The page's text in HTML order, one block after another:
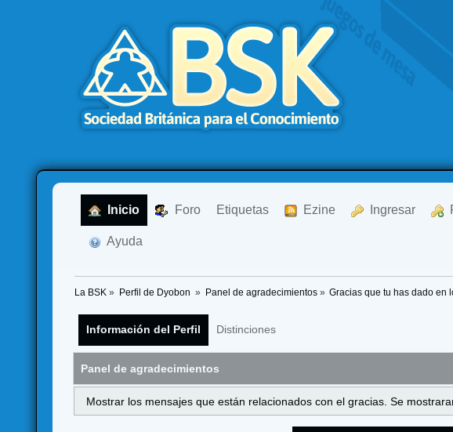
Inicio Foro Etiquetas Ezine Ingresar
Ayuda
La BSK » Perfil de Dyobon » Panel de agradecimientos» Gracias que tu has dado en
Información del Perfil Distinciones
Panel de agradecimientos
Mostrar los mensajes que están relacionados con el gracias. Se